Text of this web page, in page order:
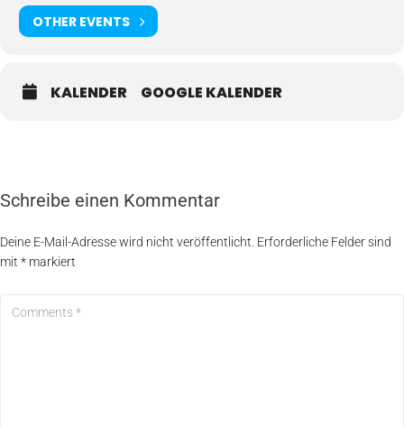
OTHER EVENTS
KALENDER GOOGLE KALENDER
Schreibe einen Kommentar
Deine E-Mail-Adresse wird nicht veröffentlicht. Erforderliche Felder sind
mit * markiert